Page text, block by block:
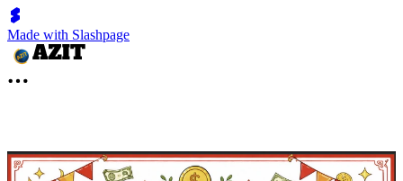
Made with Slashpage